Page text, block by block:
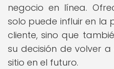
negocio en línea.
solo puede influir en la
cliente, sino que
su decisión de volver
sitio en el futuro.